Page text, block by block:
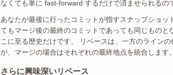
なくても単に fast-forward するだけで済ませられるの
あなたが最後に行ったコミットが指すスナップショ
てもマージ後の最終のコミットであっても同じもの
こに至る歴史だけです。 リベースは、一方のライン
が、マージの場合はそれぞれの最終地点を統合します。
さらに興味深いリベース